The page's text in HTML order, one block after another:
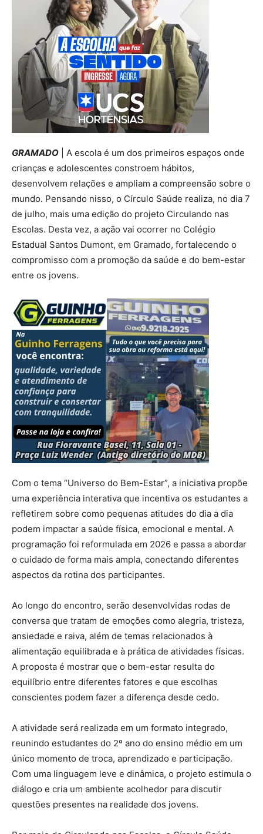
GRAMADO | A escola é um dos primeiros espaços onde
crianças e adolescentes constroem hábitos,
desenvolvem relações e ampliam a compreensão sobre o
mundo. Pensando nisso, o Círculo Saúde realiza, no dia 7
de julho, mais uma edição do projeto Circulando nas
Escolas. Desta vez, a ação vai ocorrer no Colégio
Estadual Santos Dumont, em Gramado, fortalecendo o
compromisso com a promoção da saúde e do bem-estar
entre os jovens.
Com o tema “Universo do Bem-Estar”, a iniciativa propõe
uma experiência interativa que incentiva os estudantes a
refletirem sobre como pequenas atitudes do dia a dia
podem impactar a saúde física, emocional e mental. A
programação foi reformulada em 2026 e passa a abordar
o cuidado de forma mais ampla, conectando diferentes
aspectos da rotina dos participantes.
Ao longo do encontro, serão desenvolvidas rodas de
conversa que tratam de emoções como alegria, tristeza,
ansiedade e raiva, além de temas relacionados à
alimentação equilibrada e à prática de atividades físicas.
A proposta é mostrar que o bem-estar resulta do
equilíbrio entre diferentes fatores e que escolhas
conscientes podem fazer a diferença desde cedo.
A atividade será realizada em um formato integrado,
reunindo estudantes do 2º ano do ensino médio em um
único momento de troca, aprendizado e participação.
Com uma linguagem leve e dinâmica, o projeto estimula o
diálogo e cria um ambiente acolhedor para discutir
questões presentes na realidade dos jovens.